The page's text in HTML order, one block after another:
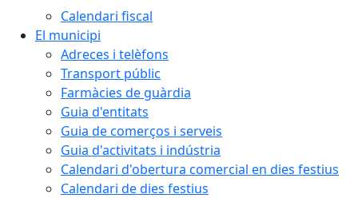
Calendari fiscal
El municipi
Adreces i telèfons
Transport públic
Farmàcies de guàrdia
Guia d'entitats
Guia de comerços i serveis
Guia d'activitats i indústria
Calendari d'obertura comercial en dies festius
Calendari de dies festius